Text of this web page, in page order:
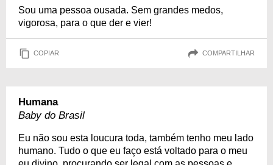
Sou uma pessoa ousada. Sem grandes medos,
vigorosa, para o que der e vier!
COPIAR COMPARTILHAR
Humana
Baby do Brasil
Eu não sou esta loucura toda, também tenho meu lado
humano. Tudo o que eu faço está voltado para o meu